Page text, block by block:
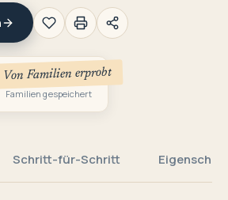
Von Familien erprobt
1
Familien gespeichert
Schritt-für-Schritt